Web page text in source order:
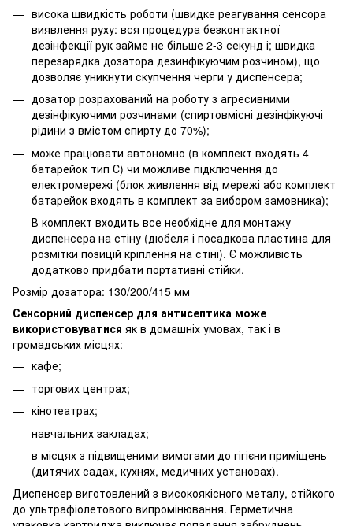
висока швидкість роботи (швидке реагування сенсора
виявлення руху: вся процедура безконтактної
дезінфекції рук займе не більше 2-3 секунд і; швидка
перезарядка дозатора дезинфікуючим розчином), що
дозволяє уникнути скупчення черги у диспенсера;
дозатор розрахований на роботу з агресивними
дезінфікуючими розчинами (спиртовмісні дезінфікуючі
рідини з вмістом спирту до 70%);
може працювати автономно (в комплект входять 4
батарейок тип С) чи можливе підключення до
електромережі (блок живлення від мережі або комплект
батарейок входять в комплект за вибором замовника);
В комплект входить все необхідне для монтажу
диспенсера на стіну (дюбеля і посадкова пластина для
розмітки позицій кріплення на стіні). Є можливість
додатково придбати портативні стійки.
Розмір дозатора: 130/200/415 мм
Сенсорний диспенсер для антисептика може
використовуватися як в домашніх умовах, так і в
громадських місцях:
кафе;
торгових центрах;
кінотеатрах;
навчальних закладах;
в місцях з підвищеними вимогами до гігієни приміщень
(дитячих садах, кухнях, медичних установах).
Диспенсер виготовлений з високоякісного металу, стійкого
до ультрафіолетового випромінювання. Герметична